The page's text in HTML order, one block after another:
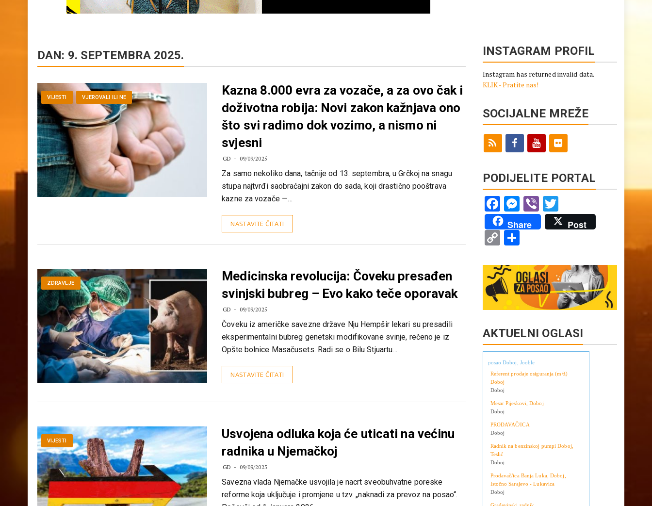
VIJESTI VJEROVALI ILI NE
Kazna 8.000 evra za vozače, a za ovo čak i
doživotna robija: Novi zakon kažnjava ono
što svi radimo dok vozimo, a nismo ni
svjesni
GD 09/09/2025
Za samo nekoliko dana, tačnije od 13. septembra, u Grčkoj na snagu
stupa najtvrđi saobraćajni zakon do sada, koji drastično pooštrava
kazne za vozače —…
NASTAVITE ČITATI
ZDRAVLJE
Medicinska revolucija: Čoveku presađen
svinjski bubreg – Evo kako teče oporavak
GD 09/09/2025
Čoveku iz američke savezne države Nju Hempšir lekari su presadili
eksperimentalni bubreg genetski modifikovane svinje, rečeno je iz
Opšte bolnice Masačusets. Radi se o Bilu Stjuartu…
VIJESTI
Usvojena odluka koja će uticati na većinu
radnika u Njemačkoj
GD 09/09/2025
Savezna vlada Njemačke usvojila je nacrt sveobuhvatne poreske
INSTAGRAM PROFIL
SOCIJALNE MREŽE
PODIJELITE PORTAL
Facebook
Messenger
ViberTwitter
Share
Link
AKTUELNI OGLASI
posao Doboj, Jooble
Referent prodaje osiguranja (m/ž)
Doboj
Doboj
Mesar Pijeskovi, Doboj
Doboj
PRODAVAČ/ICA
Doboj
Radnik na benzinskoj pumpi Doboj,
Teslić
Doboj
Prodavač/ica Banja Luka, Doboj,
Istočno Sarajevo - Lukavica